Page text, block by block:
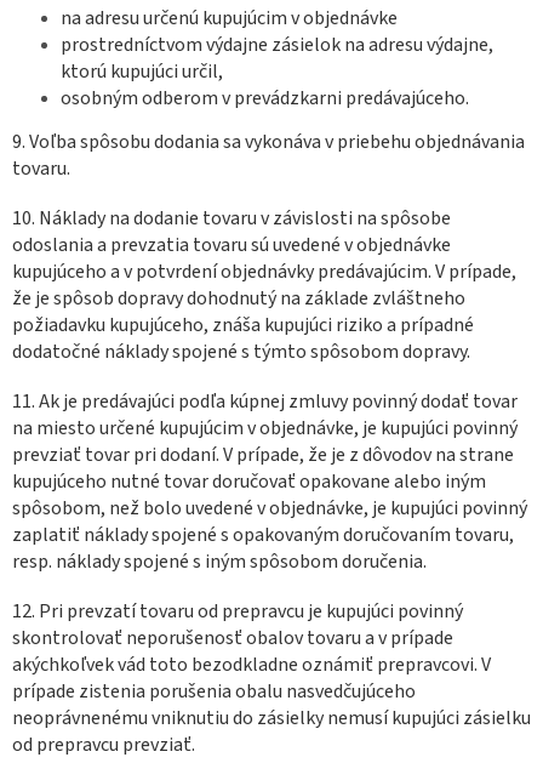
na adresu určenú kupujúcim v objednávke
prostredníctvom výdajne zásielok na adresu výdajne,
ktorú kupujúci určil,
osobným odberom v prevádzkarni predávajúceho.
9. Voľba spôsobu dodania sa vykonáva v priebehu objednávania
tovaru.
10. Náklady na dodanie tovaru v závislosti na spôsobe
odoslania a prevzatia tovaru sú uvedené v objednávke
kupujúceho a v potvrdení objednávky predávajúcim. V prípade,
že je spôsob dopravy dohodnutý na základe zvláštneho
požiadavku kupujúceho, znáša kupujúci riziko a prípadné
dodatočné náklady spojené s týmto spôsobom dopravy.
11. Ak je predávajúci podľa kúpnej zmluvy povinný dodať tovar
na miesto určené kupujúcim v objednávke, je kupujúci povinný
prevziať tovar pri dodaní. V prípade, že je z dôvodov na strane
kupujúceho nutné tovar doručovať opakovane alebo iným
spôsobom, než bolo uvedené v objednávke, je kupujúci povinný
zaplatiť náklady spojené s opakovaným doručovaním tovaru,
resp. náklady spojené s iným spôsobom doručenia.
12. Pri prevzatí tovaru od prepravcu je kupujúci povinný
skontrolovať neporušenosť obalov tovaru a v prípade
akýchkoľvek vád toto bezodkladne oznámiť prepravcovi. V
prípade zistenia porušenia obalu nasvedčujúceho
neoprávnenému vniknutiu do zásielky nemusí kupujúci zásielku
od prepravcu prevziať.